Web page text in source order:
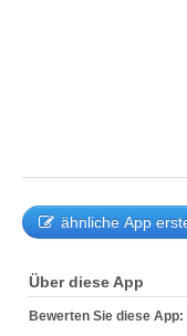
ähnliche App
Über diese App
Bewerten Sie diese App: